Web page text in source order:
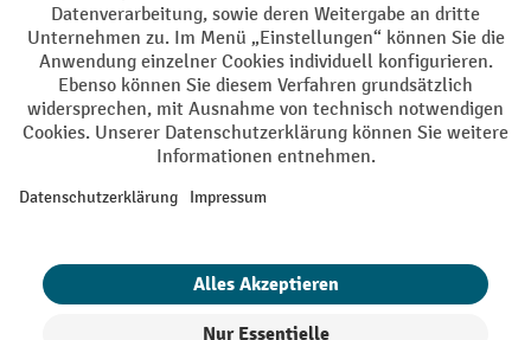
Barrierefreiheit Privacy Settings
Alle Preise exkl. gesetzl. Mehrwertsteuer zzgl.Versandkostenund ggf.
Nachnahmegebühren, wenn nicht anders angegeben.
¹ Der Rabatt gilt so lange der Vorrat reicht. Der Rabatt gilt nicht auf
oder Gutscheinen ist nicht möglich. | ² Der Rabatt wird einmalig bei
eingelöst werden. Die Höhe des Rabatts variiert je nach
Produktkategorie und beträgt bis zu 10 % (10 % auf Lager, Umwelt,